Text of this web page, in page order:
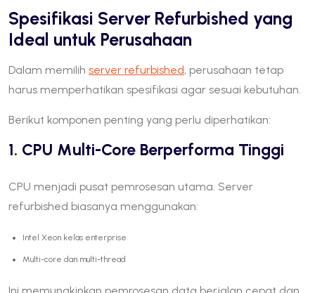
Spesifikasi Server Refurbished yang
Ideal untuk Perusahaan
Dalam memilih server refurbished, perusahaan tetap
harus memperhatikan spesifikasi agar sesuai kebutuhan.
Berikut komponen penting yang perlu diperhatikan:
1. CPU Multi-Core Berperforma Tinggi
CPU menjadi pusat pemrosesan utama. Server
refurbished biasanya menggunakan:
Intel Xeon kelas enterprise
Multi-core dan multi-thread
Ini memungkinkan pemrosesan data berjalan cepat dan